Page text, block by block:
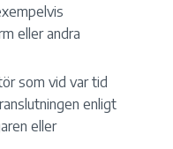
eller andra
som vid var tid
enligt
eller